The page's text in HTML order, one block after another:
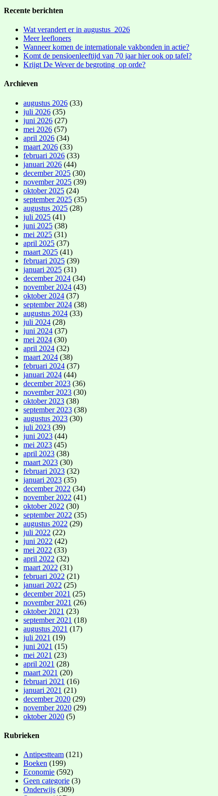
Recente berichten
Wat verandert er in augustus 2026
Meer leefloners
Wanneer komen de internationale vakbonden in actie?
Komt de pensioenleeftijd van 70 jaar hier ook op tafel?
Krijgt De Wever de begroting op orde?
Archieven
augustus 2026 (33)
juli 2026 (35)
juni 2026 (27)
mei 2026 (57)
april 2026 (34)
maart 2026 (33)
februari 2026 (33)
januari 2026 (44)
december 2025 (30)
november 2025 (39)
oktober 2025 (24)
september 2025 (35)
augustus 2025 (28)
juli 2025 (41)
juni 2025 (38)
mei 2025 (31)
april 2025 (37)
maart 2025 (41)
februari 2025 (39)
januari 2025 (31)
december 2024 (34)
november 2024 (43)
oktober 2024 (37)
september 2024 (38)
augustus 2024 (33)
juli 2024 (28)
juni 2024 (37)
mei 2024 (30)
april 2024 (32)
maart 2024 (38)
februari 2024 (37)
januari 2024 (44)
december 2023 (36)
november 2023 (30)
oktober 2023 (38)
september 2023 (38)
augustus 2023 (30)
juli 2023 (39)
juni 2023 (44)
mei 2023 (45)
april 2023 (38)
maart 2023 (30)
februari 2023 (32)
januari 2023 (35)
december 2022 (34)
november 2022 (41)
oktober 2022 (30)
september 2022 (35)
augustus 2022 (29)
juli 2022 (22)
juni 2022 (42)
mei 2022 (33)
april 2022 (32)
maart 2022 (31)
februari 2022 (21)
januari 2022 (25)
december 2021 (25)
november 2021 (26)
oktober 2021 (23)
september 2021 (18)
augustus 2021 (17)
juli 2021 (19)
juni 2021 (15)
mei 2021 (23)
april 2021 (28)
maart 2021 (20)
februari 2021 (16)
januari 2021 (21)
december 2020 (29)
november 2020 (29)
oktober 2020 (5)
Rubrieken
Antipestteam (121)
Boeken (199)
Economie (592)
Geen categorie (3)
Onderwijs (309)